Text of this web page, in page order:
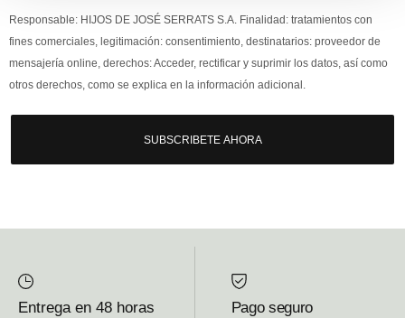
Responsable: HIJOS DE JOSÉ SERRATS S.A. Finalidad: tratamientos con
fines comerciales, legitimación: consentimiento, destinatarios: proveedor de
mensajería online, derechos: Acceder, rectificar y suprimir los datos, así como
otros derechos, como se explica en la información adicional.
SUBSCRIBETE AHORA
Entrega en 48 horas Pago seguro